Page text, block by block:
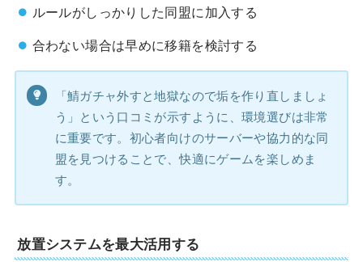
ルールがしっかりした同盟に加入する
合わない場合は早めに移籍を検討する
「鯖ガチャ外すと地獄なので垢を作り直しましょ
う」という口コミが示すように、環境選びは非常
に重要です。初心者向けのサーバーや協力的な同
盟を見つけることで、快適にゲームを楽しめま
す。
放置システムを最大活用する